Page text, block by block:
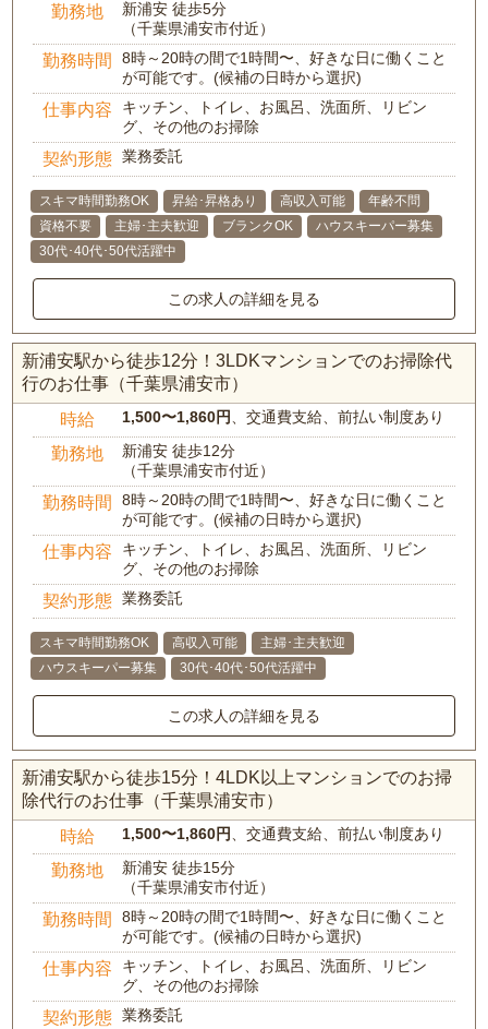
勤務地
新浦安 徒歩5分
（千葉県浦安市付近）
勤務時間
8時～20時の間で1時間〜、好きな日に働くこと
が可能です。(候補の日時から選択)
仕事内容
キッチン、トイレ、お風呂、洗面所、リビン
グ、その他のお掃除
契約形態 業務委託
スキマ時間勤務OK 昇給･昇格あり 高収入可能
年齢不問
資格不要
主婦･主夫歓迎 ブランクOK
ハウスキーパー募集
30代･40代･50代活躍中
この求人の詳細を見る
新浦安駅から徒歩12分！3LDKマンションでのお掃除代
行のお仕事（千葉県浦安市）
時給 1,500〜1,860円、交通費支給、前払い制度あり
勤務地
新浦安 徒歩12分
（千葉県浦安市付近）
勤務時間
8時～20時の間で1時間〜、好きな日に働くこと
が可能です。(候補の日時から選択)
仕事内容
キッチン、トイレ、お風呂、洗面所、リビン
グ、その他のお掃除
契約形態 業務委託
スキマ時間勤務OK 高収入可能
主婦･主夫歓迎
ハウスキーパー募集
30代･40代･50代活躍中
この求人の詳細を見る
新浦安駅から徒歩15分！4LDK以上マンションでのお掃
除代行のお仕事（千葉県浦安市）
時給 1,500〜1,860円、交通費支給、前払い制度あり
勤務地
新浦安 徒歩15分
（千葉県浦安市付近）
勤務時間
8時～20時の間で1時間〜、好きな日に働くこと
が可能です。(候補の日時から選択)
仕事内容
キッチン、トイレ、お風呂、洗面所、リビン
グ、その他のお掃除
契約形態 業務委託